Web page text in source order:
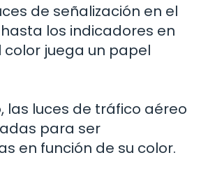
de señalización en el
los indicadores en
color juega un papel
las luces de tráfico aéreo
para ser
en función de su color.